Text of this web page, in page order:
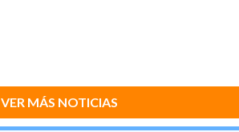
VER MÁS NOTICIAS